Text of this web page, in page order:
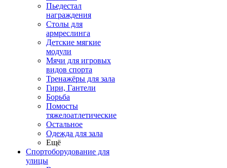
Пьедестал
награждения
Столы для
армреслинга
Детские мягкие
модули
Мячи для игровых
видов спорта
Тренажёры для зала
Гири, Гантели
Борьба
Помосты
тяжелоатлетические
Остальное
Одежда для зала
Ещё
Спортоборудование для
улицы